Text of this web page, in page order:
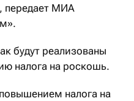
передает МИА
будут реализованы
налога на роскошь.
налога на